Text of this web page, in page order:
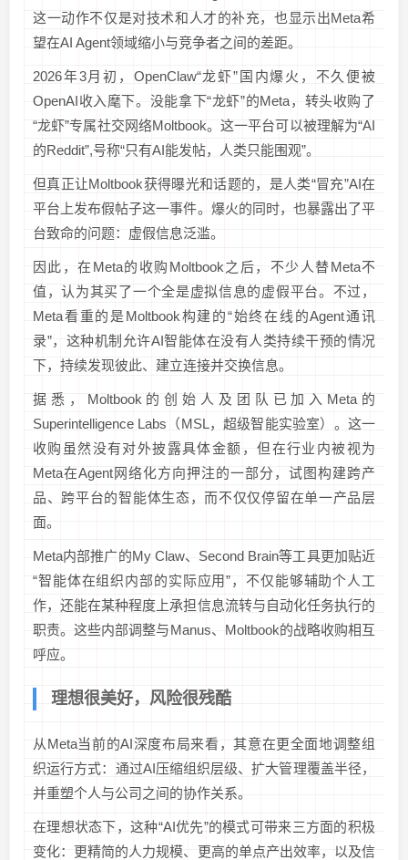
这一动作不仅是对技术和人才的补充，也显示出Meta希
望在AI Agent领域缩小与竞争者之间的差距。
2026年3月初，OpenClaw“龙虾”国内爆火，不久便被
OpenAI收入麾下。没能拿下“龙虾”的Meta，转头收购了
“龙虾”专属社交网络Moltbook。这一平台可以被理解为“AI
的Reddit”,号称“只有AI能发帖，人类只能围观”。
但真正让Moltbook获得曝光和话题的，是人类“冒充”AI在
平台上发布假帖子这一事件。爆火的同时，也暴露出了平
台致命的问题：虚假信息泛滥。
因此，在Meta的收购Moltbook之后，不少人替Meta不
值，认为其买了一个全是虚拟信息的虚假平台。不过，
Meta看重的是Moltbook构建的“始终在线的Agent通讯
录”，这种机制允许AI智能体在没有人类持续干预的情况
下，持续发现彼此、建立连接并交换信息。
据悉，Moltbook的创始人及团队已加入Meta的
Superintelligence Labs（MSL，超级智能实验室）。这一
收购虽然没有对外披露具体金额，但在行业内被视为
Meta在Agent网络化方向押注的一部分，试图构建跨产
品、跨平台的智能体生态，而不仅仅停留在单一产品层
面。
Meta内部推广的My Claw、Second Brain等工具更加贴近
“智能体在组织内部的实际应用”，不仅能够辅助个人工
作，还能在某种程度上承担信息流转与自动化任务执行的
职责。这些内部调整与Manus、Moltbook的战略收购相互
呼应。
理想很美好，风险很残酷
从Meta当前的AI深度布局来看，其意在更全面地调整组
织运行方式：通过AI压缩组织层级、扩大管理覆盖半径，
并重塑个人与公司之间的协作关系。
在理想状态下，这种“AI优先”的模式可带来三方面的积极
变化：更精简的人力规模、更高的单点产出效率，以及信